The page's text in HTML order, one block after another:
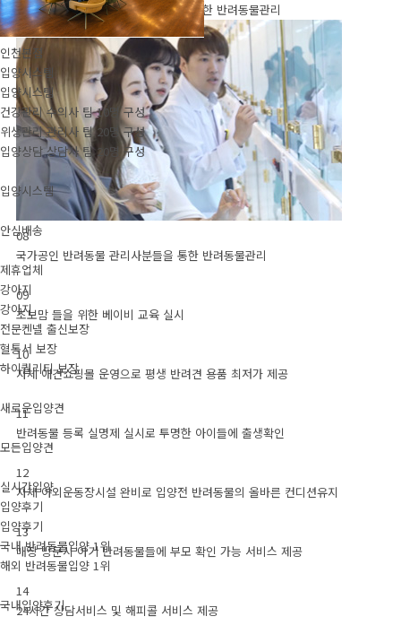
인천본점
입양시스템
입양시스템
건강관리 수의사 팀 10명 구성
위생관리 관리사 팀 20명 구성
입양상담 상담사 팀 20명 구성
입양시스템
안심배송
제휴업체
강아지
강아지
전문켄넬 출신보장
혈통서 보장
하이퀄리티 보장
새로운입양견
모든입양견
실시간입양
입양후기
입양후기
국내 반려동물입양 1위
해외 반려동물입양 1위
국내입양후기
프리미엄 호텔링 서비스 무료제공을 통한 반려동물관리
08
국가공인 반려동물 관리사분들을 통한 반려동물관리
09
초보맘 들을 위한 베이비 교육 실시
10
자체 애견쇼핑몰 운영으로 평생 반려견 용품 최저가 제공
11
반려동물 등록 실명제 실시로 투명한 아이들에 출생확인
12
자체 야외운동장시설 완비로 입양전 반려동물의 올바른 컨디션유지
13
매장 방문시 아기 반려동물들에 부모 확인 가능 서비스 제공
14
24시간 상담서비스 및 해피콜 서비스 제공